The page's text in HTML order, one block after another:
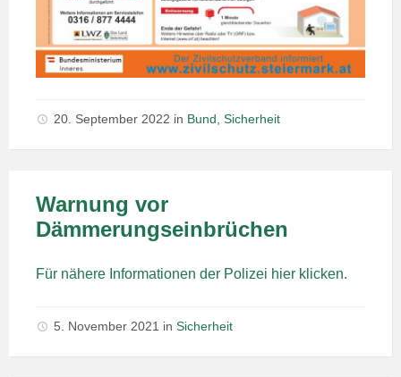
20. September 2022 in Bund Sicherheit
Warnung vor
Dämmerungseinbrüchen
Für nähere Informationen der Polizei hier klicken.
5. November 2021 in Sicherheit